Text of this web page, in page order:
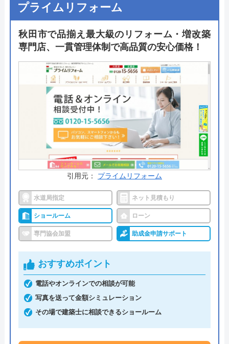
プライムリフォーム
秋田市で品揃え最大級のリフォーム・増改築
専門店、一貫管理体制で高品質の安心価格！
引用元： プライムリフォーム
水道局指定 ネット見積もり
ショールーム ローン
専門協会加盟 助成金申請サポート
おすすめポイント
電話やオンラインでの相談が可能
写真を送って金額シミュレーション
その場で建築士に相談できるショールーム